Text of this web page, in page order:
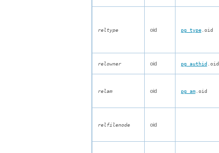
reltype oid pg_type.oid
relowner oid pg_authid .oid
relam oid pg_am.oid
relfilenode oid